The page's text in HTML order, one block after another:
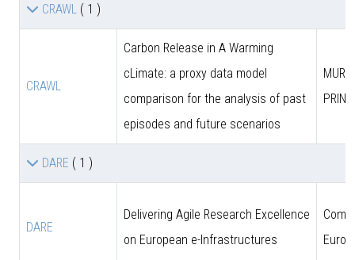
CRAWL ( 1 )
CRAWL
Carbon Release in A Warming
cLimate: a proxy data model
comparison for the analysis of past
episodes and future scenarios
MUR
PRIN)
DARE ( 1 )
DARE
Delivering Agile Research Excellence
on European e-Infrastructures